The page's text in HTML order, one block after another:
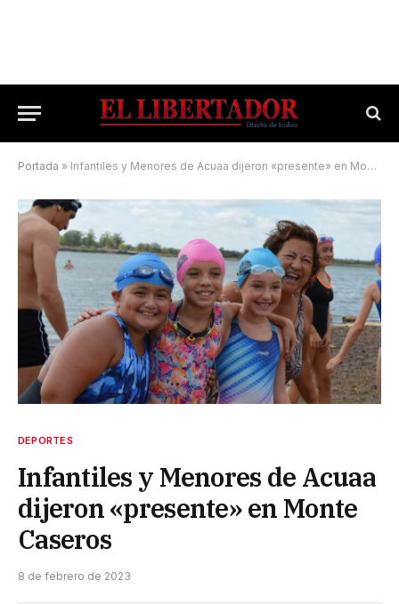
Portada » Infantiles y Menores de Acuaa dijeron «presente» en Monte Caseros
DEPORTES
Infantiles y Menores de Acuaa
dijeron «presente» en Monte
Caseros
8 de febrero de 2023